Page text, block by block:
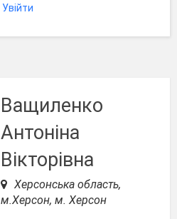
Увійти
Ващиленко
Антоніна
Вікторівна
Херсонська область,
м.Херсон, м. Херсон